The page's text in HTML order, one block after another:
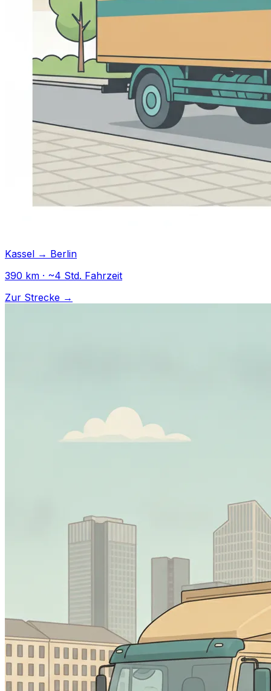
Kassel → Berlin
390 km · ~4 Std. Fahrzeit
Zur Strecke →